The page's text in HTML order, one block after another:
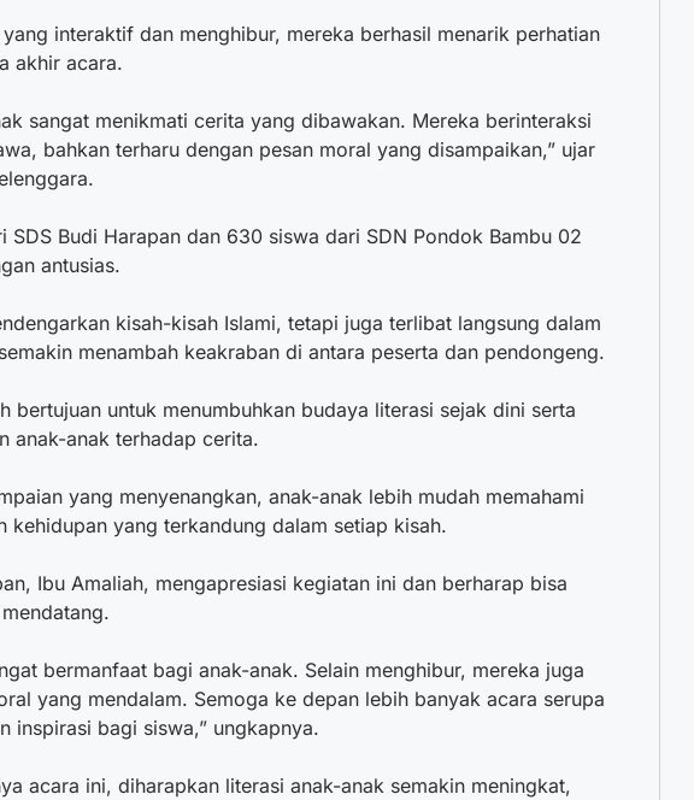
interaktif dan menghibur, mereka berhasil menarik perhatian
akhir acara.
sangat menikmati cerita yang dibawakan. Mereka berinteraksi
bahkan terharu dengan pesan moral yang disampaikan,” ujar
SDS Budi Harapan dan 630 siswa dari SDN Pondok Bambu 02
antusias.
kisah-kisah Islami, tetapi juga terlibat langsung dalam
menambah keakraban di antara peserta dan pendongeng.
bertujuan untuk menumbuhkan budaya literasi sejak dini serta
anak-anak terhadap cerita.
yang menyenangkan, anak-anak lebih mudah memahami
kehidupan yang terkandung dalam setiap kisah.
Ibu Amaliah, mengapresiasi kegiatan ini dan berharap bisa
bermanfaat bagi anak-anak. Selain menghibur, mereka juga
yang mendalam. Semoga ke depan lebih banyak acara serupa
inspirasi bagi siswa,” ungkapnya.
acara ini, diharapkan literasi anak-anak semakin meningkat,